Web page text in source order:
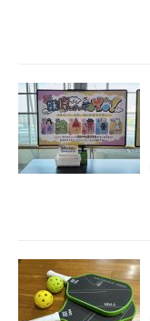
#泉ヶ丘駅#栂・美木多駅
#あなたはどっち？